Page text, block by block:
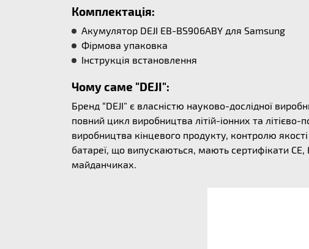
Комплектація:
Акумулятор DEJI EB-BS906ABY для Samsung
Фірмова упаковка
Інструкція встановлення
Чому саме "DEJI":
Бренд “DEJI” є власністю науково-дослідної
повний цикл виробництва літій-іонних та
виробництва кінцевого продукту, контролю
батареї, що випускаються, мають сертифікати CE,
майданчиках.